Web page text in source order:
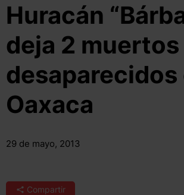
Huracán
deja 2 muertos
desaparecidos
Oaxaca
29 de mayo, 2013
Compartir